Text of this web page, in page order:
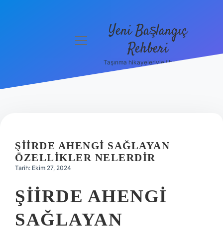
Politikası
menüyü
Yeni Başlangıç
Rehberi
Taşınma hikayeleriyle ilham bul!
ŞIIRDE AHENGI SAĞLAYAN
ÖZELLIKLER NELERDIR
Tarih: Ekim 27, 2024
ŞIIRDE AHENGI
SAĞLAYAN